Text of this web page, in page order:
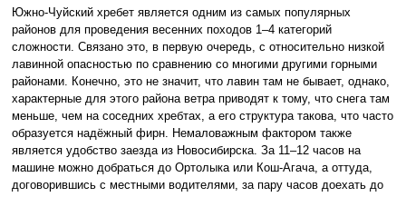
Южно-Чуйский хребет является одним из самых популярных
районов для проведения весенних походов 1–4 категорий
сложности. Связано это, в первую очередь, с относительно низкой
лавинной опасностью по сравнению со многими другими горными
районами. Конечно, это не значит, что лавин там не бывает, однако,
характерные для этого района ветра приводят к тому, что снега там
меньше, чем на соседних хребтах, а его структура такова, что часто
образуется надёжный фирн. Немаловажным фактором также
является удобство заезда из Новосибирска. За 11–12 часов на
машине можно добраться до Ортолыка или Кош-Агача, а оттуда,
договорившись с местными водителями, за пару часов доехать до